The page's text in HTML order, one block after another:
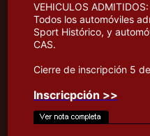
VEHICULOS ADMITIDOS:
Todos los automóviles
Sport Histórico, y
CAS.
Cierre de inscripción 5
Inscricpción >>